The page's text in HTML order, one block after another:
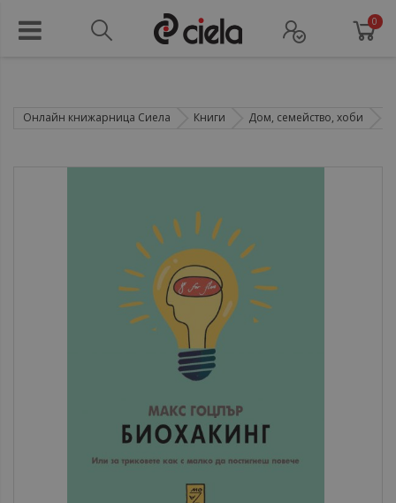
0
Онлайн книжарница Сиела Книги Дом, семейство, хоби